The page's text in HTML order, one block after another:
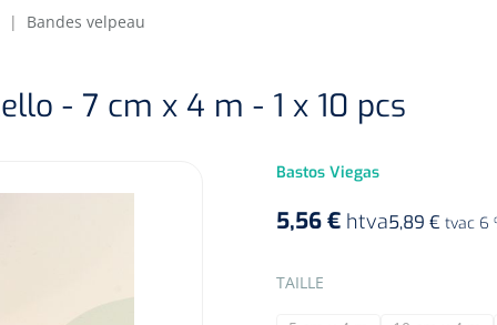
| Bandes velpeau
- 7 cm x 4 m - 1 x 10 pcs
Bastos Viegas
5,56 € htva5,89 € tvac 6
SELECTEER
TAILLE